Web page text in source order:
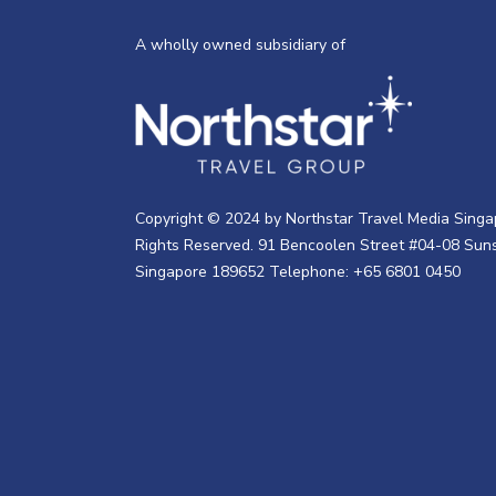
A wholly owned subsidiary of
Copyright © 2024 by Northstar Travel Media
Rights Reserved. 91 Bencoolen Street #04-08
Singapore 189652 Telephone: +65 6801 0450